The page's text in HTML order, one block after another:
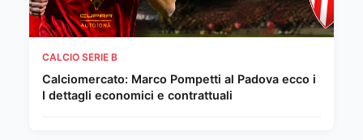
CALCIO SERIE B
Calciomercato: Marco Pompetti al Padova ecco i
I dettagli economici e contrattuali